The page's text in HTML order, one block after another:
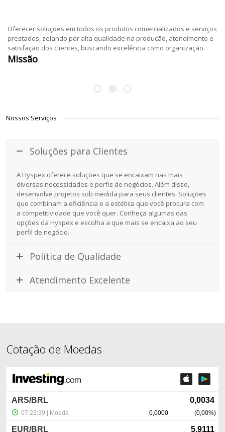
Oferecer soluções em todos os produtos comercializados e serviços
prestados, zelando por alta qualidade na produção, atendimento e
satisfação dos clientes, buscando excelência como organização.
Missão
Nossos Serviços
Soluções para Clientes
A Hyspex oferece soluções que se encaixam nas mais
diversas necessidades e perfis de negócios. Além disso,
desenvolve projetos sob medida para seus clientes. Soluções
que combinam a eficiência e a estética que você procura com
a competitividade que você quer. Conheça algumas das
opções da Hyspex e escolha a que mais se encaixa ao seu
perfil de negócio.
Política de Qualidade
Atendimento Excelente
Cotação de Moedas